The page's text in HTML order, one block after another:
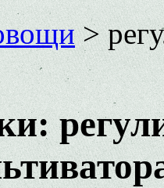
>